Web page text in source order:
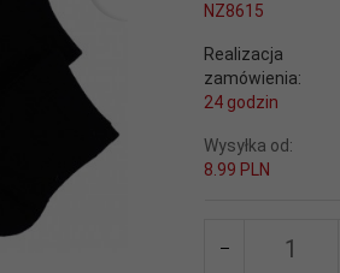
NZ8615
Realizacja
zamówienia:
24 godzin
Wysyłka od:
8.99 PLN